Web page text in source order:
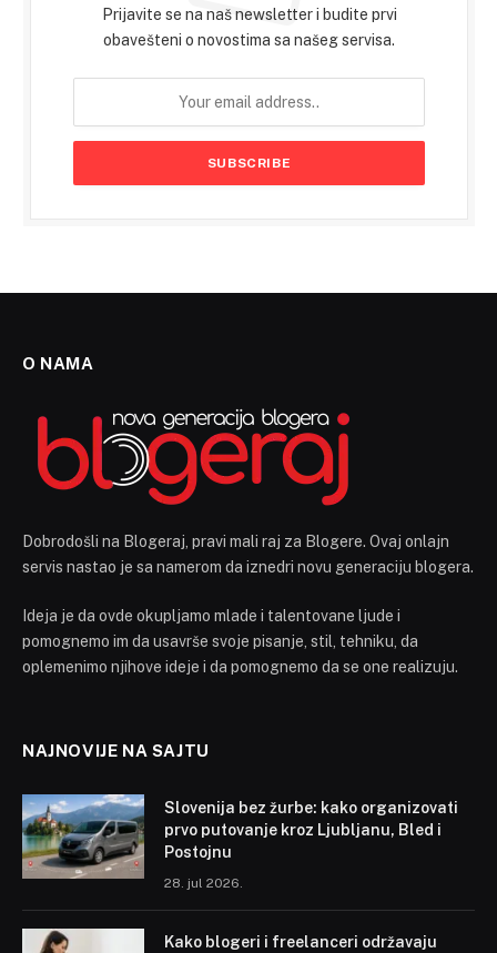
Prijavite se na naš newsletter i budite prvi
obavešteni o novostima sa našeg servisa.
O NAMA
Dobrodošli na Blogeraj, pravi mali raj za Blogere. Ovaj onlajn
servis nastao je sa namerom da iznedri novu generaciju blogera.
Ideja je da ovde okupljamo mlade i talentovane ljude i
pomognemo im da usavrše svoje pisanje, stil, tehniku, da
oplemenimo njihove ideje i da pomognemo da se one realizuju.
NAJNOVIJE NA SAJTU
Slovenija bez žurbe: kako organizovati
prvo putovanje kroz Ljubljanu, Bled i
Postojnu
28. jul 2026.
Kako blogeri i freelanceri održavaju